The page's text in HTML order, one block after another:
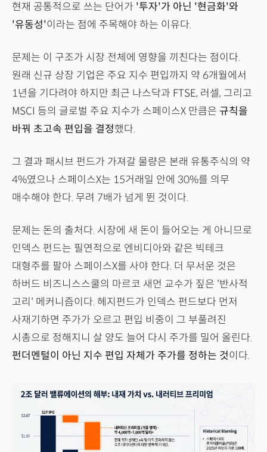
현재 공통적으로 쓰는 단어가 '투자'가 아닌 '현금화'와
'유동성'이라는 점에 주목해야 하는 이유다.
문제는 이 구조가 시장 전체에 영향을 끼친다는 점이다.
원래 신규 상장 기업은 주요 지수 편입까지 약 6개월에서
1년을 기다려야 하지만 최근 나스닥과 FTSE, 러셀, 그리고
MSCI 등의 글로벌 주요 지수가 스페이스X 만큼은 규칙을
바꿔 초고속 편입을 결정했다.
그 결과 패시브 펀드가 가져갈 물량은 본래 유통주식의 약
4%였으나 스페이스X는 15거래일 안에 30%를 의무
매수해야 한다. 무려 7배가 넘게 뛴 것이다.
문제는 돈의 출처다. 시장에 새 돈이 들어오는 게 아니므로
인덱스 펀드는 필연적으로 엔비디아와 같은 빅테크
대형주를 팔아 스페이스X를 사야 한다. 더 무서운 것은
하버드 비즈니스스쿨의 마르코 새먼 교수가 짚은 '반사적
고리' 메커니즘이다. 헤지펀드가 인덱스 펀드보다 먼저
사재기하면 주가가 오르고 편입 비중이 그 부풀려진
시총으로 정해지니 살 양도 늘어 다시 주가를 밀어 올린다.
펀더멘털이 아닌 지수 편입 자체가 주가를 정하는 것이다.